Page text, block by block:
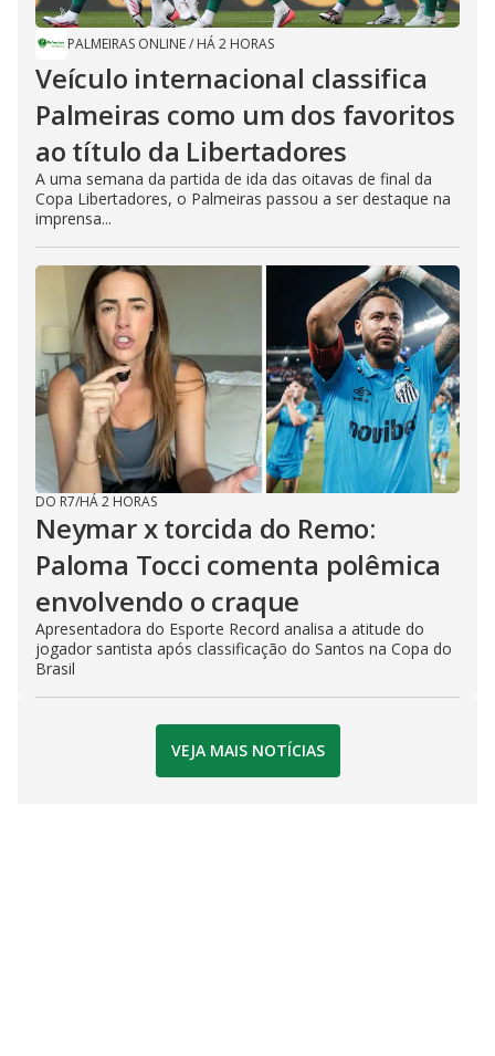
PALMEIRAS ONLINE/ HÁ 2 HORAS
Veículo internacional classifica
Palmeiras como um dos favoritos
ao título da Libertadores
A uma semana da partida de ida das oitavas de final da
Copa Libertadores, o Palmeiras passou a ser destaque na
imprensa...
DO R7/HÁ 2 HORAS
Neymar x torcida do Remo:
Paloma Tocci comenta polêmica
envolvendo o craque
Apresentadora do Esporte Record analisa a atitude do
jogador santista após classificação do Santos na Copa do
Brasil
VEJA MAIS NOTÍCIAS